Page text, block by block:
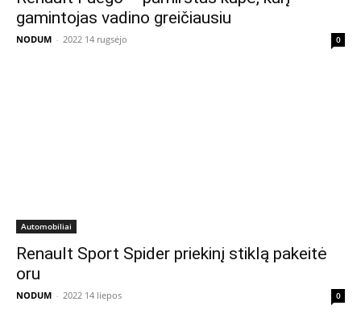
gamintojas vadino greičiausiu
NODUM - 2022 14 rugsėjo 0
Automobiliai
Renault Sport Spider priekinį stiklą pakeitė
oru
NODUM - 2022 14 liepos 0